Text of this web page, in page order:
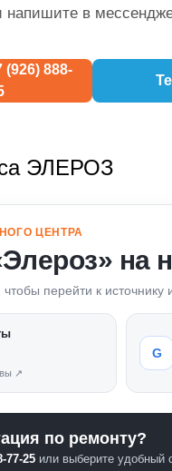
напишите в
(926) 888-
ЭЛЕРОЗ
ЦЕНТРА
на
перейти к
↗
G
по ремонту?
77-25 или выберите удобный